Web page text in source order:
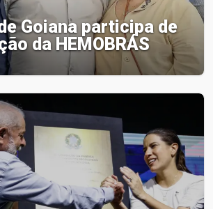
Goiana participa de
da HEMOBRÁS